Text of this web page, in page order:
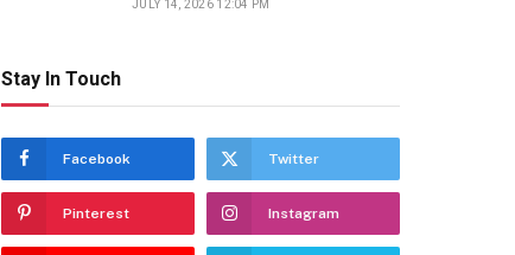
JULY 14, 2026 12:04 PM
Stay In Touch
Facebook Twitter
Pinterest Instagram